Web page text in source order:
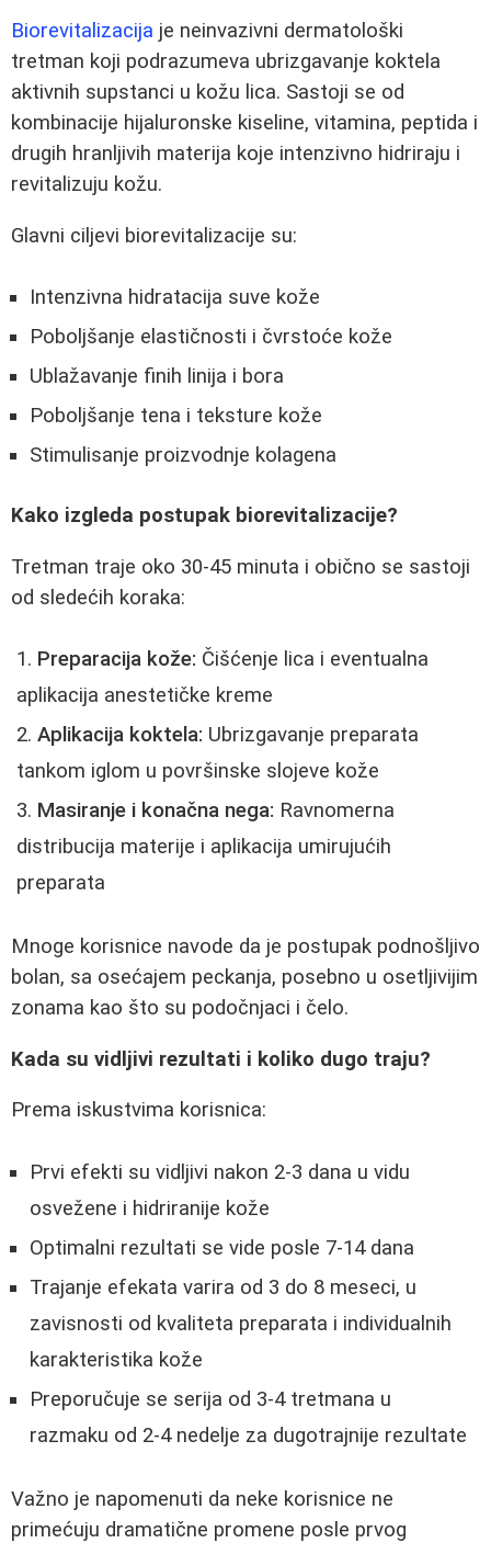
Biorevitalizacija je neinvazivni dermatološki
tretman koji podrazumeva ubrizgavanje koktela
aktivnih supstanci u kožu lica. Sastoji se od
kombinacije hijaluronske kiseline, vitamina, peptida i
drugih hranljivih materija koje intenzivno hidriraju i
revitalizuju kožu.
Glavni ciljevi biorevitalizacije su:
Intenzivna hidratacija suve kože
Poboljšanje elastičnosti i čvrstoće kože
Ublažavanje finih linija i bora
Poboljšanje tena i teksture kože
Stimulisanje proizvodnje kolagena
Kako izgleda postupak biorevitalizacije?
Tretman traje oko 30-45 minuta i obično se sastoji
od sledećih koraka:
Preparacija kože: Čišćenje lica i eventualna
aplikacija anestetičke kreme
Aplikacija koktela: Ubrizgavanje preparata
tankom iglom u površinske slojeve kože
Masiranje i konačna nega: Ravnomerna
distribucija materije i aplikacija umirujućih
preparata
Mnoge korisnice navode da je postupak podnošljivo
bolan, sa osećajem peckanja, posebno u osetljivijim
zonama kao što su podočnjaci i čelo.
Kada su vidljivi rezultati i koliko dugo traju?
Prema iskustvima korisnica:
Prvi efekti su vidljivi nakon 2-3 dana u vidu
osvežene i hidriranije kože
Optimalni rezultati se vide posle 7-14 dana
Trajanje efekata varira od 3 do 8 meseci, u
zavisnosti od kvaliteta preparata i individualnih
karakteristika kože
Preporučuje se serija od 3-4 tretmana u
razmaku od 2-4 nedelje za dugotrajnije rezultate
Važno je napomenuti da neke korisnice ne
primećuju dramatične promene posle prvog